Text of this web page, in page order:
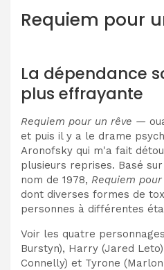
Requiem pour
La dépendance
plus effrayante
Requiem pour un rêve —
et puis il y a le drame
Aronofsky qui m'a fait
plusieurs reprises. Basé
nom de 1978, Requiem
dont diverses formes de
personnes à différentes
Voir les quatre
Burstyn), Harry (Jared
Connelly) et Tyrone